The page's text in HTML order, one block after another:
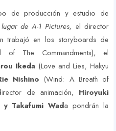
de producción y estudio de
de A-1 Pictures, el director
trabajó en los storyboards de
of The Commandments), el
Ikeda (Love and Lies, Hakyu
Nishino (Wind: A Breath of
de animación, Hiroyuki
y Takafumi Wada pondrán la